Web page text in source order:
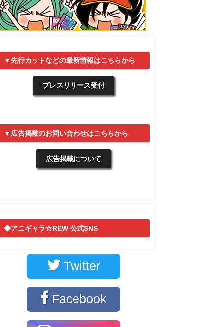
▼先行カットなどの最新情報はこちらから
プレスリリース受付
▼広告掲載のお問い合わせはこちらから
広告掲載について
◆アニギャラ☆REW 公式SNS
Twitter
Facebook